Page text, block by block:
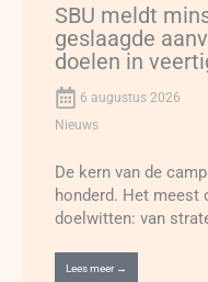
SBU meldt
geslaagde
doelen in
6 augustus 2026
Nieuws
De kern van de
honderd. Het meest
doelwitten: van
Lees meer →